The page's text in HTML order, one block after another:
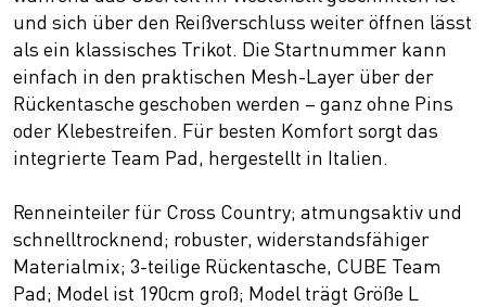
und sich über den Reißverschluss weiter öffnen lässt
als ein klassisches Trikot. Die Startnummer kann
einfach in den praktischen Mesh-Layer über der
Rückentasche geschoben werden – ganz ohne Pins
oder Klebestreifen. Für besten Komfort sorgt das
integrierte Team Pad, hergestellt in Italien.
Renneinteiler für Cross Country; atmungsaktiv und
schnelltrocknend; robuster, widerstandsfähiger
Materialmix; 3-teilige Rückentasche, CUBE Team
Pad; Model ist 190cm groß; Model trägt Größe L